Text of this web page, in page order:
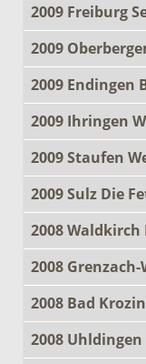
2009 Freiburg
2009
2009 Endingen
2009 Ihringen
2009 Staufen
2009 Sulz Die
2008
2008
2008 Bad
2008